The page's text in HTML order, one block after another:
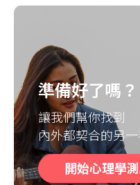
準備好了嗎？
讓我們幫你找到
內外都契合的另一
開始心理學